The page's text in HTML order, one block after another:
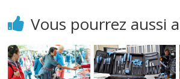
Vous pourrez aussi